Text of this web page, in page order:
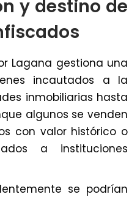
y destino de
Lagana gestiona una
incautados a la
inmobiliarias hasta
algunos se venden
con valor histórico o
a instituciones
se podrían